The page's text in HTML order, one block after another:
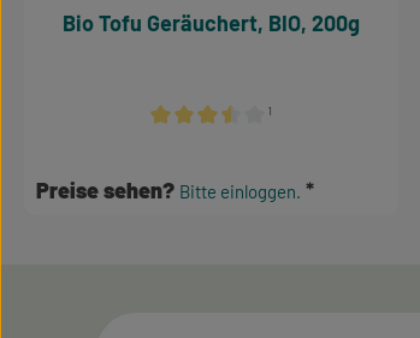
¹
Bio Tofu Geräuchert, BIO, 200g
Preise sehen? Bitte einloggen.